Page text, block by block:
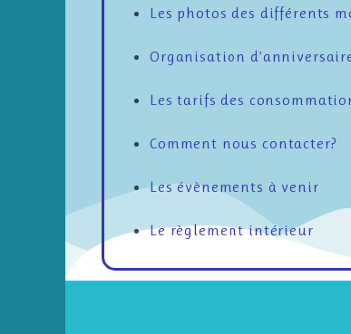
Les photos des différents
Organisation
Les tarifs des
Comment nous contacter?
Les évènements à venir
Le règlement intérieur